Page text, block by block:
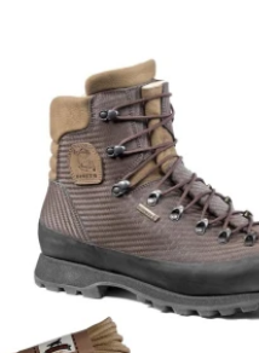
Questo
prodotto
ha
più
varianti.
Le
opzioni
possono
essere
scelte
pagina